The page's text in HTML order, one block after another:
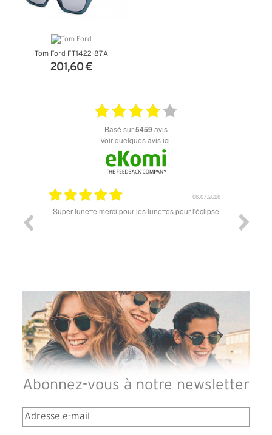
Tom Ford FT1422-87A
201,60 €
basé sur5459 avis
Voir quelques avis ici.
06.07.2026
Super lunette merci pour les lunettes pour l'éclipse
Abonnez-vous à notre newsletter